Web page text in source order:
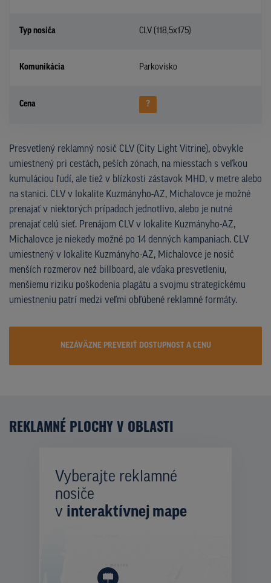
Typ nosiča CLV (118,5x175)
Komunikácia Parkovisko
Cena ?
Presvetlený reklamný nosič CLV (City Light Vitrine), obvykle
umiestnený pri cestách, peších zónach, na miesstach s veľkou
kumuláciou ľudí, ale tiež v blízkosti zástavok MHD, v metre alebo
na stanici. CLV v lokalite Kuzmányho-AZ, Michalovce je možné
prenajať v niektorých prípadoch jednotlivo, alebo je nutné
prenajať celú sieť. Prenájom CLV v lokalite Kuzmányho-AZ,
Michalovce je niekedy možné po 14 denných kampaniach. CLV
umiestnený v lokalite Kuzmányho-AZ, Michalovce je nosič
menších rozmerov než billboard, ale vďaka presvetleniu,
menšiemu riziku poškodenia plagátu a svojmu strategickému
umiestneniu patrí medzi veľmi obľúbené reklamné formáty.
NEZÁVÄZNE PREVERIŤ DOSTUPNOST A CENU
REKLAMNÉ PLOCHY V OBLASTI
Vyberajte reklamné
nosiče
v interaktívnej mape